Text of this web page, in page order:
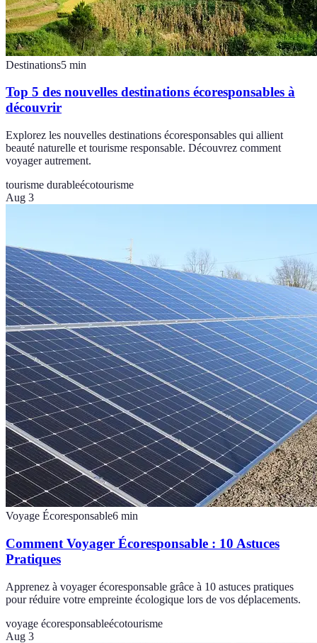
Destinations5 min
Top 5 des nouvelles destinations écoresponsables à
découvrir
Explorez les nouvelles destinations écoresponsables qui allient
beauté naturelle et tourisme responsable. Découvrez comment
voyager autrement.
tourisme durableécotourisme
Aug 3
Voyage Écoresponsable6 min
Comment Voyager Écoresponsable : 10 Astuces
Pratiques
Apprenez à voyager écoresponsable grâce à 10 astuces pratiques
pour réduire votre empreinte écologique lors de vos déplacements.
voyage écoresponsableécotourisme
Aug 3